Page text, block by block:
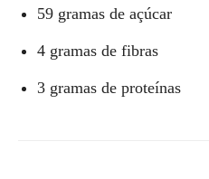
59 gramas de açúcar
4 gramas de fibras
3 gramas de proteínas